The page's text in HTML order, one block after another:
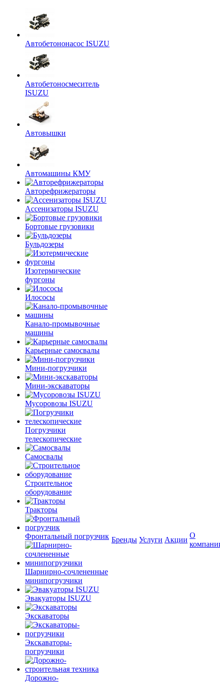
Автобетононасос ISUZU
Автобетоносмеситель
ISUZU
Автовышки
Автомашины КМУ
Авторефрижераторы
Ассенизаторы ISUZU
Бортовые грузовики
Бульдозеры
Изотермические
фургоны
Илососы
Канало-промывочные
машины
Карьерные самосвалы
Мини-погрузчики
Мини-экскаваторы
Мусоровозы ISUZU
Погрузчики
телескопические
Самосвалы
Строительное
оборудование
Тракторы
Фронтальный погрузчик
Шарнирно-сочлененные
минипогрузчики
Эвакуаторы ISUZU
Экскаваторы
Экскаваторы-
погрузчики
Дорожно-
Бренды Услуги Акции
О